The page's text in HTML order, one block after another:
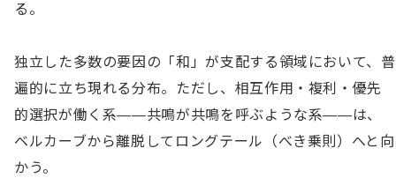
る。
独立した多数の要因の「和」が支配する領域において、普
遍的に立ち現れる分布。ただし、相互作用・複利・優先
的選択が働く系——共鳴が共鳴を呼ぶような系——は、
ベルカーブから離脱してロングテール（べき乗則）へと向
かう。